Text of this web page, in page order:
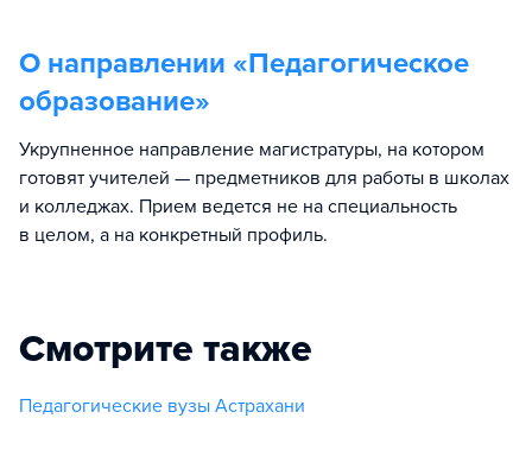
О направлении «Педагогическое
образование»
Укрупненное направление магистратуры, на котором
готовят учителей — предметников для работы в школах
и колледжах. Прием ведется не на специальность
в целом, а на конкретный профиль.
Смотрите также
Педагогические вузы Астрахани